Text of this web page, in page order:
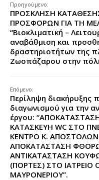
Προηγούμενο:
ΠΡΟΣΚΛΗΣΗ
ΠΡΟΣΦΟΡΩΝ ΓΙΑ ΤΗ
“Βιοκλιματική –
αναβάθμιση και
δραστηριοτήτων της
Ζωοπάζαρου στην
Επόμενο:
Περίληψη διακήρυξης
διαγωνισμού για την
έργου:
ΚΑΤΑΣΚΕΥΗ WC ΣΤΟ
ΚΕΝΤΡΟ Κ. ΑΠΟΣΤΟΛΩΝ
ΑΠΟΚΑΤΑΣΤΑΣΗ
ΑΝΤΙΚΑΤΑΣΤΑΣΗ
(ΠΟΡΤΕΣ) ΣΤΟ ΙΑΤΡΕΙΟ
ΜΑΥΡΟΝΕΡΙΟΥ”.